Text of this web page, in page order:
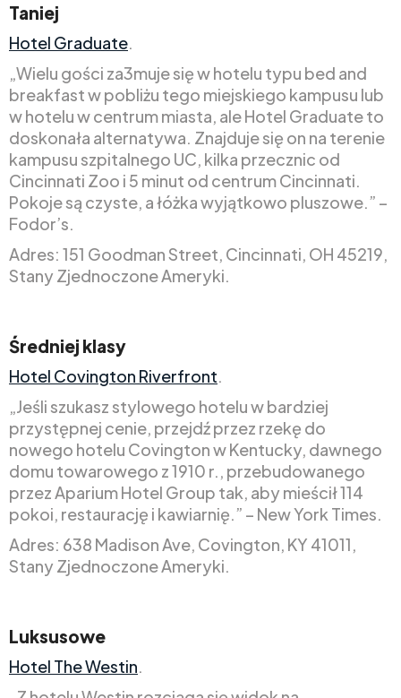
Taniej
Hotel Graduate.
„Wielu gości za3muje się w hotelu typu bed and
breakfast w pobliżu tego miejskiego kampusu lub
w hotelu w centrum miasta, ale Hotel Graduate to
doskonała alternatywa. Znajduje się on na terenie
kampusu szpitalnego UC, kilka przecznic od
Cincinnati Zoo i 5 minut od centrum Cincinnati.
Pokoje są czyste, a łóżka wyjątkowo pluszowe.” –
Fodor’s.
Adres: 151 Goodman Street, Cincinnati, OH 45219,
Stany Zjednoczone Ameryki.
Średniej klasy
Hotel Covington Riverfront.
„Jeśli szukasz stylowego hotelu w bardziej
przystępnej cenie, przejdź przez rzekę do
nowego hotelu Covington w Kentucky, dawnego
domu towarowego z 1910 r., przebudowanego
przez Aparium Hotel Group tak, aby mieścił 114
pokoi, restaurację i kawiarnię.” – New York Times.
Adres: 638 Madison Ave, Covington, KY 41011,
Stany Zjednoczone Ameryki.
Luksusowe
Hotel The Westin.